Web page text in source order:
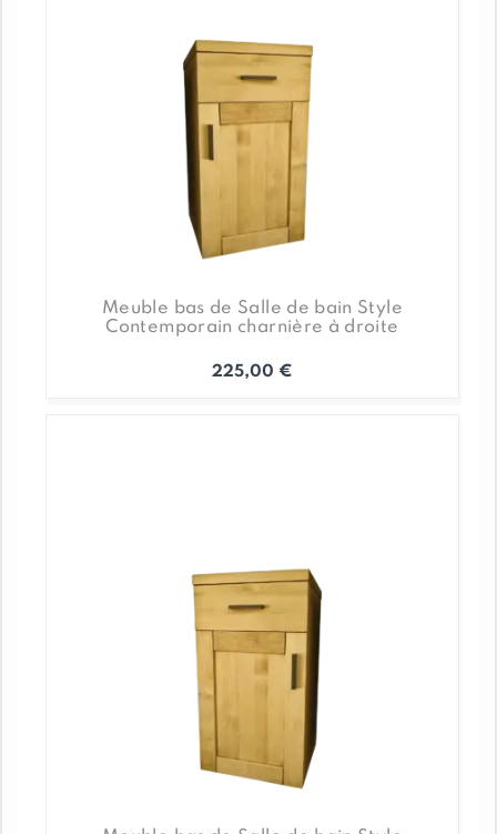
Meuble bas de Salle de bain Style
Contemporain charnière à droite
225,00 €